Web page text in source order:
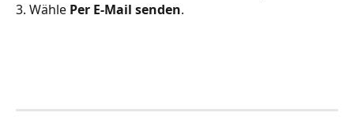
3. Wähle Per E-Mail senden.